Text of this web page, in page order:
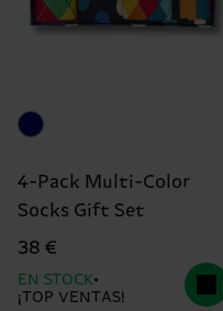
4-Pack Multi-Color
Socks Gift Set
38 €
EN STOCK
¡TOP VENTAS!